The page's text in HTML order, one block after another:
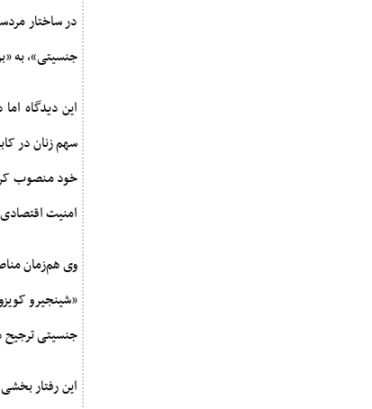
در ساختار
جنسیتی»، به
این دیدگاه
خود منصوب
امنیت
وی هم‌زمان
«شینجیرو
جنسیتی ترجیح
این رفتار